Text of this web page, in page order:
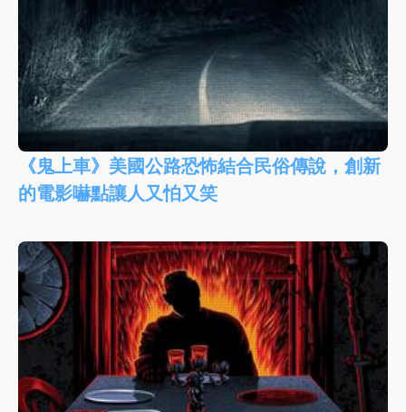
《鬼上車》美國公路恐怖結合民俗傳說，創新
的電影嚇點讓人又怕又笑